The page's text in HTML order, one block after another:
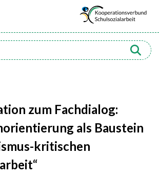
zum Fachdialog:
als Baustein
kritischen